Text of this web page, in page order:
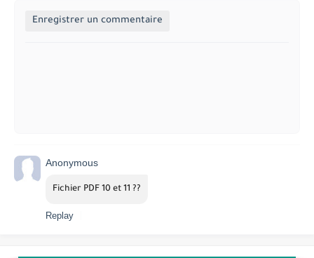
Enregistrer un commentaire
Anonymous
Fichier PDF 10 et 11 ??
Replay